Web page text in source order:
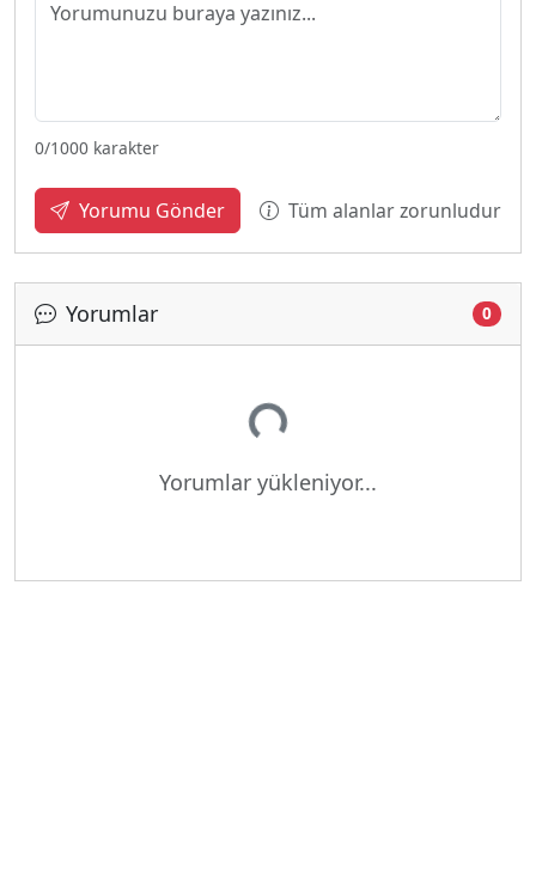
0/1000 karakter
Yorumu Gönder Tüm alanlar zorunludur
Yorumlar 0
Yükleniyor...
Yorumlar yükleniyor...